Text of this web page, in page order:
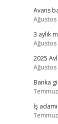
Avans
Ağustos
3 aylık
Ağustos
2025
Ağustos
Banka
İş